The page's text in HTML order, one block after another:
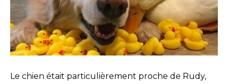
Le chien était particulièrement proche de Rudy,